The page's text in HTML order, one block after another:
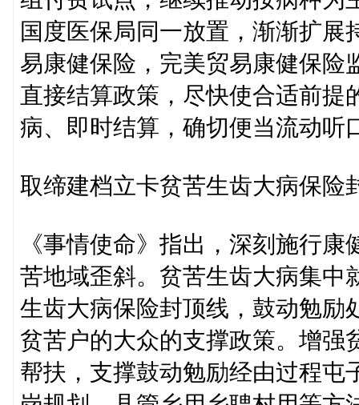
国度医保局同一放置，渐渐扩
易康健保险，完美贸易康健保险
直接结算政策，尽快使合适前提
病、即时结算，确切便当流动听
取缔建档立卡贫苦生齿大病保险
《事情使命》指出，深刻施行
苦地域歪斜。贫苦生齿大病集中
生齿大病保险封顶线，鼓动勉励
贫苦户的大众的支撑政策。增强
帮扶，支撑鼓动勉励经由过程屯